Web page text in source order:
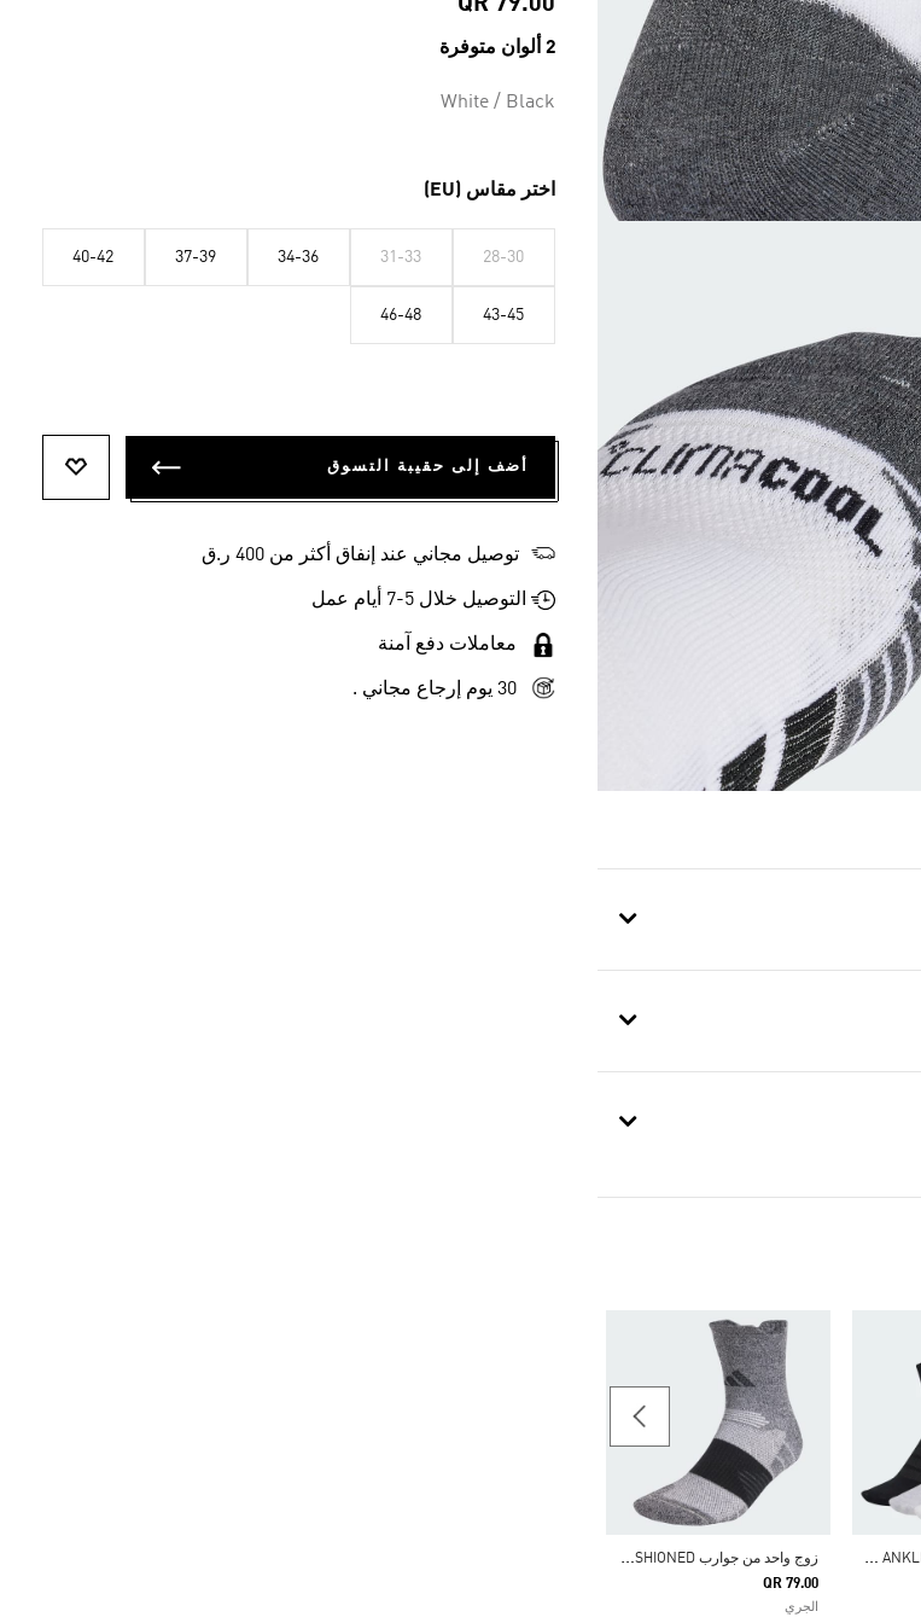
ث
لاثة أزواج من الجوارب THIN&LIGHT SPORTSWEAR ANKLE ز
وج واحد من جوارب RUNXCUSHIONED
QR 79.00
الجري
QR 79.00
2 ألوان متوفرة
White / Black
اختر مقاس (EU)
28-30
31-33
34-36
37-39
40-42
43-45
46-48
أضف إلى حقيبة التسوق
توصيل مجاني عند إنفاق أكثر من 400 ر.ق
التوصيل خلال 5-7 أيام عمل
معاملات دفع آمنة
30 يوم إرجاع مجاني .